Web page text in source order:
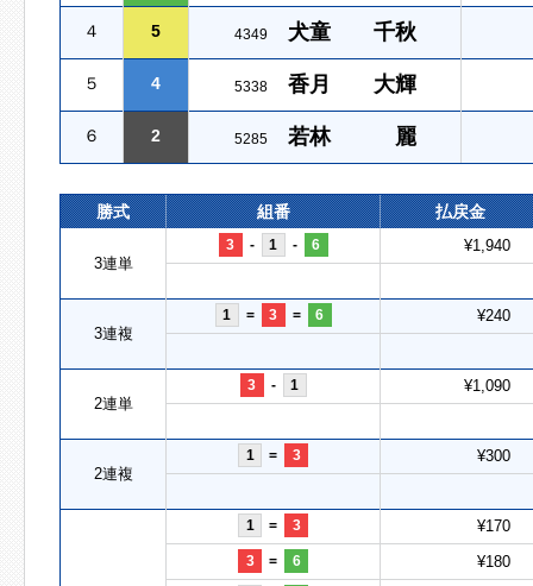
４ 5 4349 犬童 千秋
５ 4 5338 香月 大輝
６ 2 5285 若林 麗
勝式 組番 払戻金
3連単
3 - 1 - 6 ¥1,940
3連複
1 = 3 = 6 ¥240
2連単
3 - 1 ¥1,090
2連複
1 = 3 ¥300
1 = 3 ¥170
3 = 6 ¥180